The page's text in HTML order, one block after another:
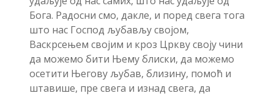
Бога. Радосни смо, дакле, и поред свега тога
што нас Господ љубављу својом,
Васкрсењем својим и кроз Цркву своју чини
да можемо бити Њему блиски, да можемо
осетити Његову љубав, близину, помоћ и
штавише, пре свега и изнад свега, да